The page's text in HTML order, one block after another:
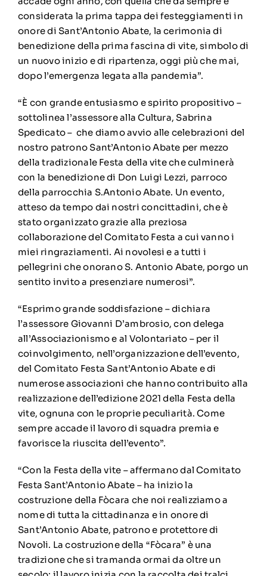
considerata la prima tappa dei festeggiamenti in
onore di Sant’Antonio Abate, la cerimonia di
benedizione della prima fascina di vite, simbolo di
un nuovo inizio e di ripartenza, oggi più che mai,
dopo l’emergenza legata alla pandemia”.
“È con grande entusiasmo e spirito propositivo –
sottolinea l’assessore alla Cultura, Sabrina
Spedicato – che diamo avvio alle celebrazioni del
nostro patrono Sant’Antonio Abate per mezzo
della tradizionale Festa della vite che culminerà
con la benedizione di Don Luigi Lezzi, parroco
della parrocchia S.Antonio Abate. Un evento,
atteso da tempo dai nostri concittadini, che è
stato organizzato grazie alla preziosa
collaborazione del Comitato Festa a cui vanno i
miei ringraziamenti. Ai novolesi e a tutti i
pellegrini che onorano S. Antonio Abate, porgo un
sentito invito a presenziare numerosi”.
“Esprimo grande soddisfazione – dichiara
l’assessore Giovanni D’ambrosio, con delega
all’Associazionismo e al Volontariato – per il
coinvolgimento, nell’organizzazione dell’evento,
del Comitato Festa Sant’Antonio Abate e di
numerose associazioni che hanno contribuito alla
realizzazione dell’edizione 2021 della Festa della
vite, ognuna con le proprie peculiarità. Come
sempre accade il lavoro di squadra premia e
favorisce la riuscita dell’evento”.
“Con la Festa della vite – affermano dal Comitato
Festa Sant’Antonio Abate – ha inizio la
costruzione della Fòcara che noi realizziamo a
nome di tutta la cittadinanza e in onore di
Sant’Antonio Abate, patrono e protettore di
Novoli. La costruzione della “Fòcara” è una
tradizione che si tramanda ormai da oltre un